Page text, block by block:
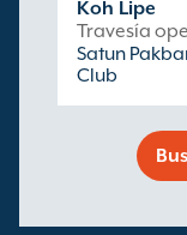
Koh Lipe
Travesía
Satun
Club